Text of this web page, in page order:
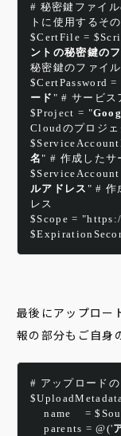
# 秘密鍵ファイ
トに使用するそ
$CertFile =
ントの秘密鍵の
秘密鍵のファイ
$CertPassword =
ード " # サービス
$Project = "
Cloudのプロジ
名" # 作成したサ
ルアドレス " # 作
レス
$Scope =
最後にアップロ
報の部分も ご自身
# アップロード
name    =
    parents = @('